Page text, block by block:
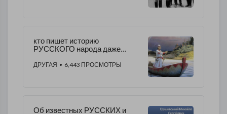
кто пишет историю
РУССКОГО народа даже
обернётся для будущего
ДРУГАЯ • 6,443 ПРОСМОТРЫ
Об известных РУССКИХ и